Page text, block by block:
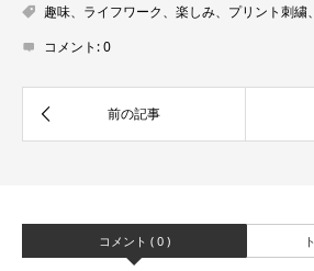
趣味、ライフワーク、楽しみ、プリント刺繍
コメント:0
コメント ( 0 )